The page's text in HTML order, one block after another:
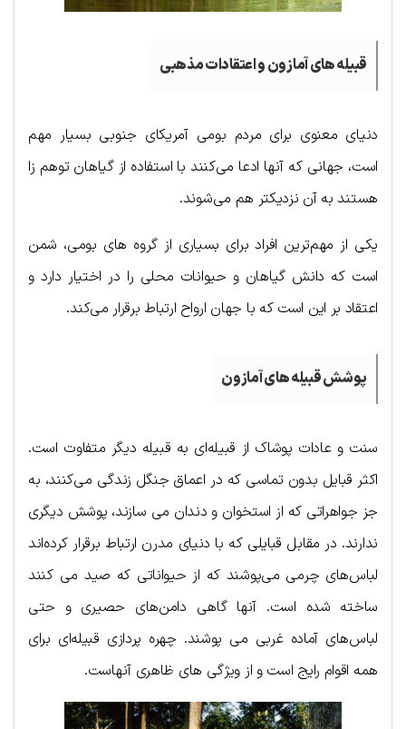
قبیله های آمازون و اعتقادات مذهبی
دنیای معنوی برای مردم بومی آمریکای جنوبی بسیار مهم
است، جهانی که آنها ادعا می‌کنند با استفاده از گیاهان توهم زا
هستند به آن نزدیکتر هم می‌شوند.
یکی از مهم‌ترین افراد برای بسیاری از گروه های بومی، شمن
است که دانش گیاهان و حیوانات محلی را در اختیار دارد و
اعتقاد بر این است که با جهان ارواح ارتباط برقرار می‌کند.
پوشش قبیله های آمازون
سنت و عادات پوشاک از قبیله‌ای به قبیله دیگر متفاوت است.
اکثر قبایل بدون تماسی که در اعماق جنگل زندگی می‌کنند، به
جز جواهراتی که از استخوان و دندان می سازند، پوشش دیگری
ندارند. در مقابل قبایلی که با دنیای مدرن ارتباط برقرار کرده‌اند
لباس‌های چرمی می‌پوشند که از حیواناتی که صید می کنند
ساخته شده است. آنها گاهی دامن‌های حصیری و حتی
لباس‌های آماده غربی می پوشند. چهره پردازی قبیله‌ای برای
همه اقوام رایج است و از ویژگی های ظاهری آنهاست.